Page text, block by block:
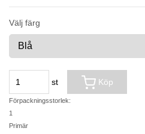
Välj färg
st
Förpackningsstorlek:
1
Primär
Köp